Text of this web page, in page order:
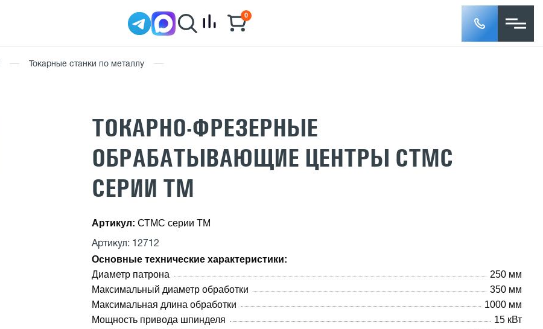
0
Токарные станки по металлу
ТОКАРНО-ФРЕЗЕРНЫЕ
ОБРАБАТЫВАЮЩИЕ ЦЕНТРЫ СТМС
СЕРИИ TМ
Артикул: СТМС серии TМ
Артикул: 12712
Основные технические характеристики:
Диаметр патрона
250 мм
Максимальный диаметр обработки
350 мм
Максимальная длина обработки
1000 мм
Мощность привода шпинделя
15 кВт